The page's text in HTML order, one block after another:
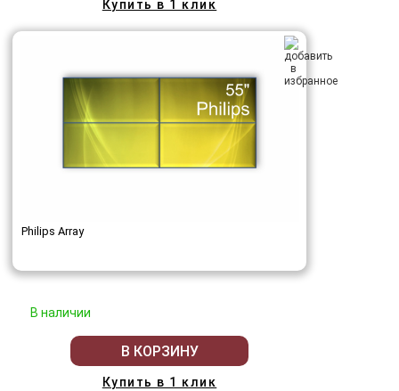
Купить в 1 клик
Philips Array
В наличии
В КОРЗИНУ
Купить в 1 клик